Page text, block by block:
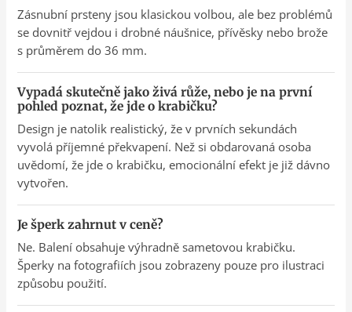
Zásnubní prsteny jsou klasickou volbou, ale bez problémů
se dovnitř vejdou i drobné náušnice, přívěsky nebo brože
s průměrem do 36 mm.
Vypadá skutečně jako živá růže, nebo je na první
pohled poznat, že jde o krabičku?
Design je natolik realistický, že v prvních sekundách
vyvolá příjemné překvapení. Než si obdarovaná osoba
uvědomí, že jde o krabičku, emocionální efekt je již dávno
vytvořen.
Je šperk zahrnut v ceně?
Ne. Balení obsahuje výhradně sametovou krabičku.
Šperky na fotografiích jsou zobrazeny pouze pro ilustraci
způsobu použití.